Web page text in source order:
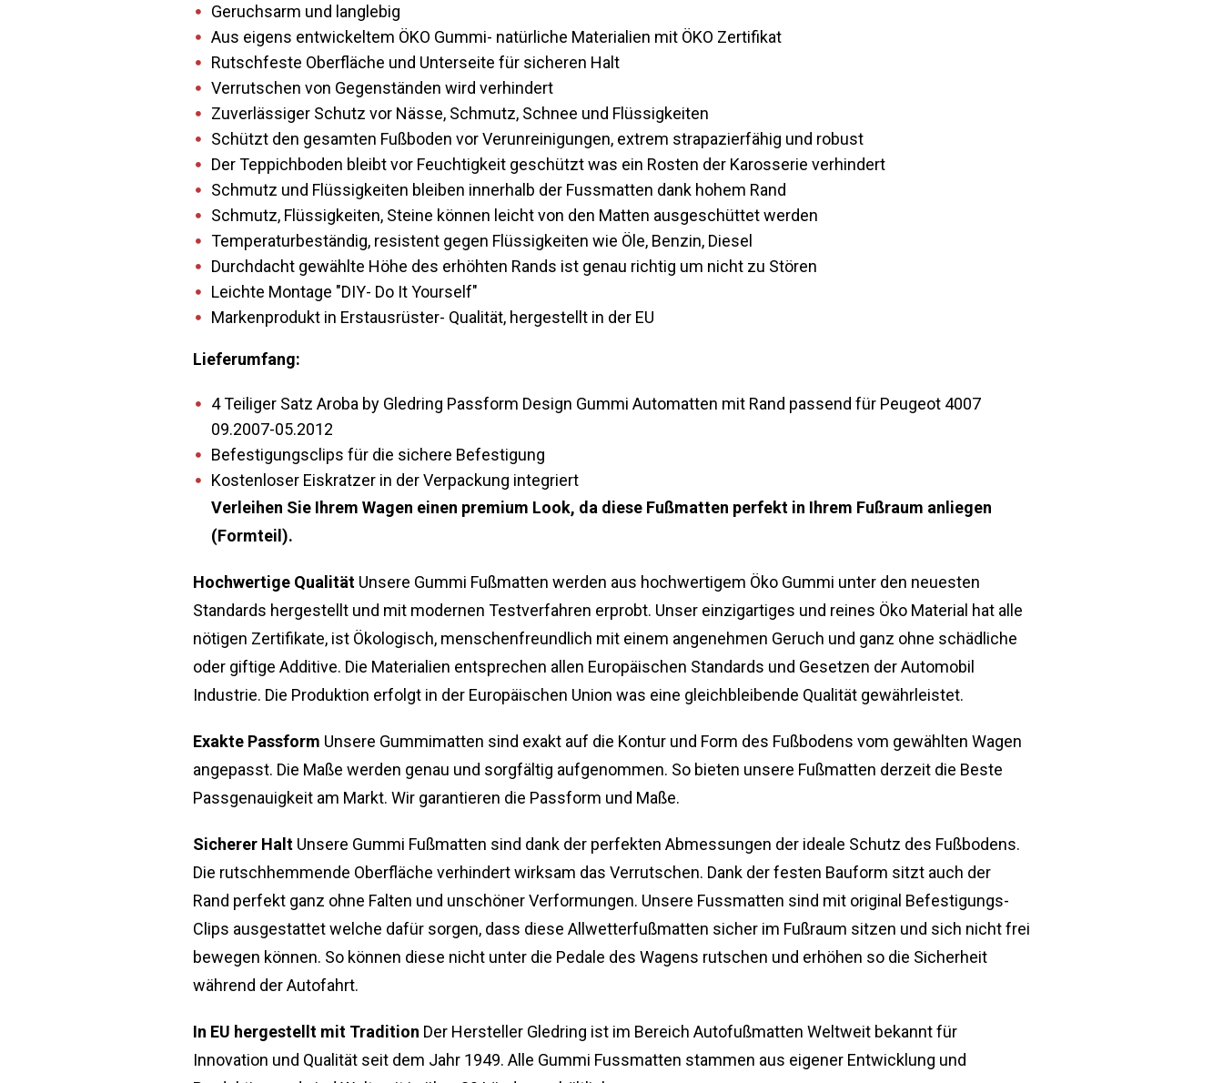
Geruchsarm und langlebig
Aus eigens entwickeltem ÖKO Gummi- natürliche Materialien mit ÖKO Zertifikat
Rutschfeste Oberfläche und Unterseite für sicheren Halt
Verrutschen von Gegenständen wird verhindert
Zuverlässiger Schutz vor Nässe, Schmutz, Schnee und Flüssigkeiten
Schützt den gesamten Fußboden vor Verunreinigungen, extrem strapazierfähig und robust
Der Teppichboden bleibt vor Feuchtigkeit geschützt was ein Rosten der Karosserie verhindert
Schmutz und Flüssigkeiten bleiben innerhalb der Fussmatten dank hohem Rand
Schmutz, Flüssigkeiten, Steine können leicht von den Matten ausgeschüttet werden
Temperaturbeständig, resistent gegen Flüssigkeiten wie Öle, Benzin, Diesel
Durchdacht gewählte Höhe des erhöhten Rands ist genau richtig um nicht zu Stören
Leichte Montage "DIY- Do It Yourself"
Markenprodukt in Erstausrüster- Qualität, hergestellt in der EU
Lieferumfang:
4 Teiliger Satz Aroba by Gledring Passform Design Gummi Automatten mit Rand passend für Peugeot 4007
09.2007-05.2012
Befestigungsclips für die sichere Befestigung
Kostenloser Eiskratzer in der Verpackung integriert
Verleihen Sie Ihrem Wagen einen premium Look, da diese Fußmatten perfekt in Ihrem Fußraum anliegen
(Formteil).
Hochwertige Qualität Unsere Gummi Fußmatten werden aus hochwertigem Öko Gummi unter den neuesten
Standards hergestellt und mit modernen Testverfahren erprobt. Unser einzigartiges und reines Öko Material hat alle
nötigen Zertifikate, ist Ökologisch, menschenfreundlich mit einem angenehmen Geruch und ganz ohne schädliche
oder giftige Additive. Die Materialien entsprechen allen Europäischen Standards und Gesetzen der Automobil
Industrie. Die Produktion erfolgt in der Europäischen Union was eine gleichbleibende Qualität gewährleistet.
Exakte Passform Unsere Gummimatten sind exakt auf die Kontur und Form des Fußbodens vom gewählten Wagen
angepasst. Die Maße werden genau und sorgfältig aufgenommen. So bieten unsere Fußmatten derzeit die Beste
Passgenauigkeit am Markt. Wir garantieren die Passform und Maße.
Sicherer Halt Unsere Gummi Fußmatten sind dank der perfekten Abmessungen der ideale Schutz des Fußbodens.
Die rutschhemmende Oberfläche verhindert wirksam das Verrutschen. Dank der festen Bauform sitzt auch der
Rand perfekt ganz ohne Falten und unschöner Verformungen. Unsere Fussmatten sind mit original Befestigungs-
Clips ausgestattet welche dafür sorgen, dass diese Allwetterfußmatten sicher im Fußraum sitzen und sich nicht frei
bewegen können. So können diese nicht unter die Pedale des Wagens rutschen und erhöhen so die Sicherheit
während der Autofahrt.
In EU hergestellt mit Tradition Der Hersteller Gledring ist im Bereich Autofußmatten Weltweit bekannt für
Innovation und Qualität seit dem Jahr 1949. Alle Gummi Fussmatten stammen aus eigener Entwicklung und